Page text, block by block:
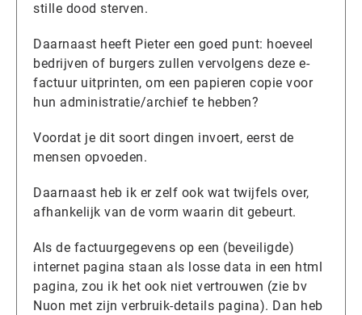
stille dood sterven.
Daarnaast heeft Pieter een goed punt: hoeveel
bedrijven of burgers zullen vervolgens deze e-
factuur uitprinten, om een papieren copie voor
hun administratie/archief te hebben?
Voordat je dit soort dingen invoert, eerst de
mensen opvoeden.
Daarnaast heb ik er zelf ook wat twijfels over,
afhankelijk van de vorm waarin dit gebeurt.
Als de factuurgegevens op een (beveiligde)
internet pagina staan als losse data in een html
pagina, zou ik het ook niet vertrouwen (zie bv
Nuon met zijn verbruik-details pagina). Dan heb